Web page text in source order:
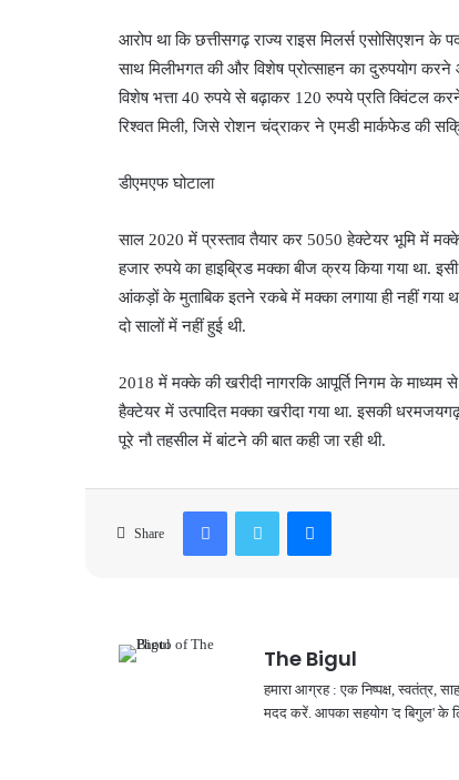
आरोप था कि छत्तीसगढ़ राज्य राइस मिलर्स एसोसिएशन के
साथ मिलीभगत की और विशेष प्रोत्साहन का दुरुपयोग करने
विशेष भत्ता 40 रुपये से बढ़ाकर 120 रुपये प्रति क्विंटल
रिश्वत मिली, जिसे रोशन चंद्राकर ने एमडी मार्कफेड की
डीएमएफ घोटाला
साल 2020 में प्रस्ताव तैयार कर 5050 हेक्टेयर भूमि में
हजार रुपये का हाइब्रिड मक्का बीज क्रय किया गया था.
आंकड़ों के मुताबिक इतने रकबे में मक्का लगाया ही नहीं गया
दो सालों में नहीं हुई थी.
2018 में मक्के की खरीदी नागरकि आपूर्ति निगम के
हैक्टेयर में उत्पादित मक्का खरीदा गया था. इसकी
पूरे नौ तहसील में बांटने की बात कही जा रही थी.
Share
FacebookTwitter Messenger
The Bigul
हमारा आग्रह : एक निष्पक्ष, स्वतंत्र,
मदद करें. आपका सहयोग 'द बिगुल' के